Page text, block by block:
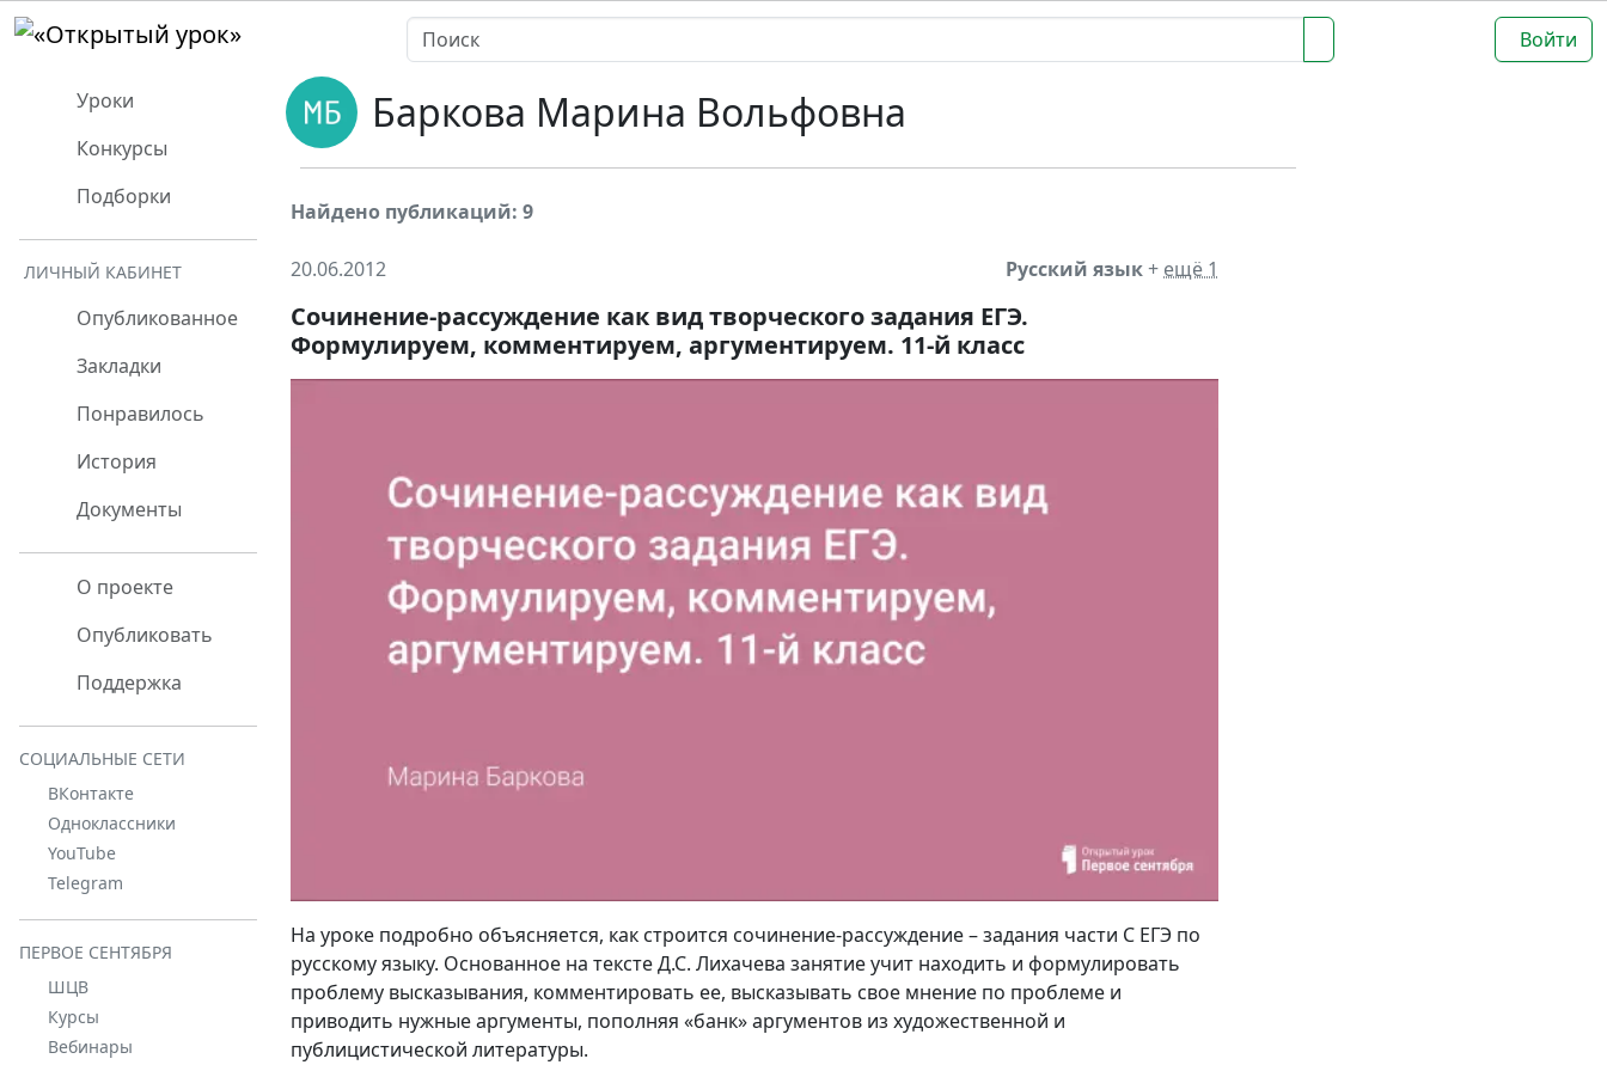
Войти
Уроки
Конкурсы
Подборки
ЛИЧНЫЙ КАБИНЕТ
Опубликованное
Закладки
Понравилось
История
Документы
О проекте
Опубликовать
Поддержка
СОЦИАЛЬНЫЕ СЕТИ
ВКонтакте
Одноклассники
YouTube
Telegram
ПЕРВОЕ СЕНТЯБРЯ
ШЦВ
Курсы
Вебинары
Баркова Марина Вольфовна
Найдено публикаций: 9
20.06.2012 Русский язык+ ещё 1
Сочинение-рассуждение как вид творческого задания ЕГЭ.
Формулируем, комментируем, аргументируем. 11-й класс
На уроке подробно объясняется, как строится сочинение-рассуждение – задания части С ЕГЭ по
русскому языку. Основанное на тексте Д.С. Лихачева занятие учит находить и формулировать
проблему высказывания, комментировать ее, высказывать свое мнение по проблеме и
приводить нужные аргументы, пополняя «банк» аргументов из художественной и
публицистической литературы.